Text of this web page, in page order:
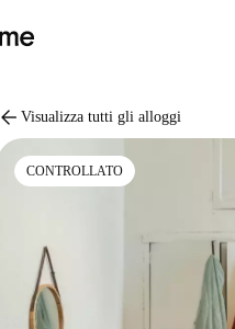
arrow_back Visualizza tutti gli alloggi
CONTROLLATO